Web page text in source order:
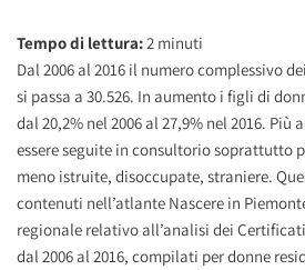
Tempo di lettura:2 minuti
Dal 2006 al 2016 il numero complessivo
si passa a 30.526. In aumento i figli di
dal 20,2% nel 2006 al 27,9% nel 2016.
essere seguite in consultorio soprattutto
meno istruite, disoccupate, straniere.
contenuti nell’atlante Nascere in
regionale relativo all’analisi dei
dal 2006 al 2016, compilati per donne